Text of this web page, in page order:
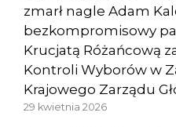
zmarł nagle Adam
bezkompromisowy
Krucjatą Różańcową
Kontroli Wyborów w
Krajowego Zarządu
29 kwietnia 2026